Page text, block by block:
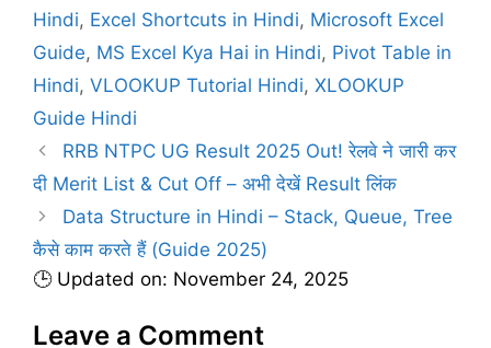
r
s
Hindi, Excel Shortcuts in Hindi, Microsoft Excel
Guide, MS Excel Kya Hai in Hindi, Pivot Table in
Hindi, VLOOKUP Tutorial Hindi, XLOOKUP
Guide Hindi
RRB NTPC UG Result 2025 Out! रेलवे ने जारी कर
दी Merit List & Cut Off – अभी देखें Result लिंक
Data Structure in Hindi – Stack, Queue, Tree
कैसे काम करते हैं (Guide 2025)
🕒 Updated on: November 24, 2025
Leave a Comment